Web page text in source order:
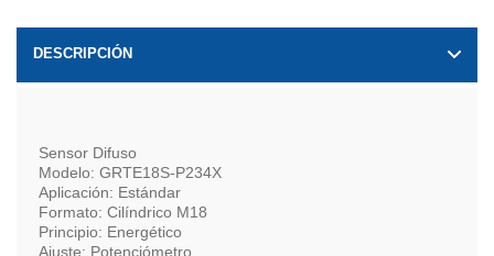
DESCRIPCIÓN
Sensor Difuso
Modelo: GRTE18S-P234X
Aplicación: Estándar
Formato: Cilíndrico M18
Principio: Energético
Ajuste: Potenciómetro